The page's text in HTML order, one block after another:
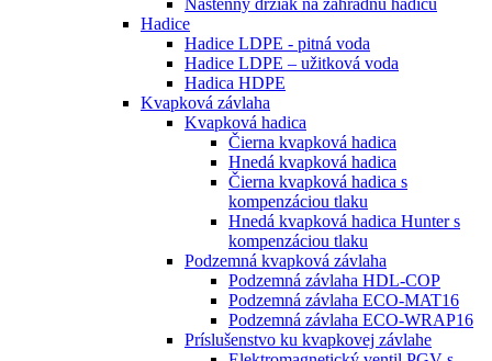
Hadice
Hadice LDPE - pitná voda
Hadice LDPE – užitková voda
Hadica HDPE
Kvapková závlaha
Kvapková hadica
Čierna kvapková hadica
Hnedá kvapková hadica
Čierna kvapková hadica s
kompenzáciou tlaku
Hnedá kvapková hadica Hunter s
kompenzáciou tlaku
Podzemná kvapková závlaha
Podzemná závlaha HDL-COP
Podzemná závlaha ECO-MAT16
Podzemná závlaha ECO-WRAP16
Príslušenstvo ku kvapkovej závlahe